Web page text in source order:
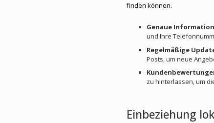
finden können.
Genaue
und Ihre
Regelmäßige
Posts, um neue
zu hinterlassen, um
Einbeziehung